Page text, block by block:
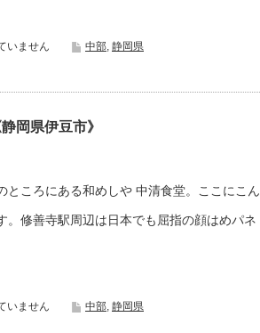
いません 中部, 静岡県
岡県伊豆市》
ところにある和めしや 中清食堂。ここにこん
。修善寺駅周辺は日本でも屈指の顔はめパネ
いません 中部, 静岡県